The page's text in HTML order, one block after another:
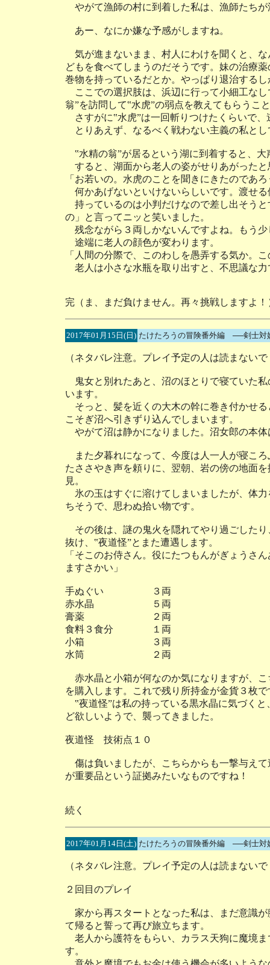
やがて漁師の村に到着した私は、漁師たち
あー、なにか嫌な予感がしますね。
気が進まないまま、村人にわけを聞くと、
どもを食べてしまうのだそうです。妹の治療
巻物を持っているだとか。やっぱり退治する
ここでの選択肢は、浜辺に行って小細工なし
翁”を訪問して‟水虎”の弱点を教えてもらうこ
さすがに‟水虎”は一回斬りつけたくらいで
とりあえず、なるべく戦わない主義の私とし
‟水精の翁”が居るという湖に到着すると、
すると、湖面から老人の姿がせりあがった
「お若いの。水虎のことを聞きにきたのであ
何かあげないといけないらしいです。渡せ
持っているのは小判だけなので差し出そう
の」と言ってニッと笑いました。
残念ながら３両しかないんですよね。もう少
途端に老人の顔色が変わります。
「人間の分際で、このわしを愚弄する気か。
老人は小さな水瓶を取り出すと、不思議な
完（ま、まだ負けません。再々挑戦しますよ！
2017年01月15日(日) たけたろうの冒険番外編 ──剣士
（ネタバレ注意。プレイ予定の人は読まない
鬼女と別れたあと、沼のほとりで寝ていた
います。
そっと、髪を近くの大木の幹に巻き付かせ
こそぎ沼へ引きずり込んでしまいます。
やがて沼は静かになりました。沼女郎の本
また夕暮れになって、今度は人一人が寝こ
たささやき声を頼りに、翌朝、岩の傍の地面
見。
氷の玉はすぐに溶けてしまいましたが、体
ちそうで、思わぬ拾い物です。
その後は、謎の鬼火を隠れてやり過ごした
抜け、‟夜道怪”とまた遭遇します。
「そこのお侍さん。役にたつもんがぎょうさ
ますさかい」
手ぬぐい ３両
赤水晶 ５両
膏薬 ２両
食料３食分 １両
小箱 ３両
水筒 ２両
赤水晶と小箱が何なのか気になりますが、
を購入します。これで残り所持金が金貨３枚で
‟夜道怪”は私の持っている黒水晶に気づく
ど欲しいようで、襲ってきました。
夜道怪 技術点１０
傷は負いましたが、こちらからも一撃与え
が重要品という証拠みたいなものですね！
続く
2017年01月14日(土) たけたろうの冒険番外編 ──剣士
（ネタバレ注意。プレイ予定の人は読まない
２回目のプレイ
家から再スタートとなった私は、まだ意識
て帰ると誓って再び旅立ちます。
老人から護符をもらい、カラス天狗に魔境
す。